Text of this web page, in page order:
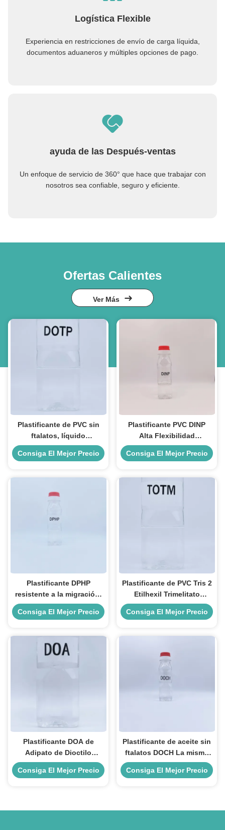
Logística Flexible
Experiencia en restricciones de envío de carga líquida,
documentos aduaneros y múltiples opciones de pago.
ayuda de las Después-ventas
Un enfoque de servicio de 360° que hace que trabajar con
nosotros sea confiable, seguro y eficiente.
Ofertas Calientes
Ver Más
Plastificante de PVC sin
ftalatos, líquido
transparente, plastificante
DOTP 99.5% para juguetes
Consiga El Mejor Precio
Plastificante PVC DINP
Alta Flexibilidad
Estabilidad Productos de
PVC Dinp Ftalato de
Consiga El Mejor Precio
Plastificante DPHP
resistente a la migración,
ftalato, alta resistencia a la
intemperie y estabilidad
Consiga El Mejor Precio
Plastificante de PVC Tris 2
Etilhexil Trimelitato
Resistente a Altas
Temperaturas para Cables
Automotrices
Consiga El Mejor Precio
Plastificante DOA de
Adipato de Dioctilo
Resistente al Frío para
Empaquetado de
Consiga El Mejor Precio
Plastificante de aceite sin
ftalatos DOCH La misma
eficiencia plastificante
que DOP
Consiga El Mejor Precio